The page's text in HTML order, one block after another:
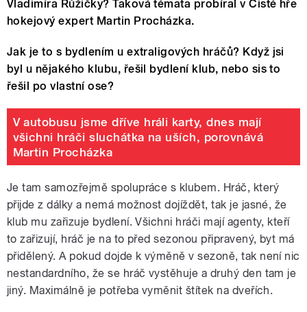
Vladimíra Růžičky? Taková témata probíral v Čisté hře
hokejový expert Martin Procházka.
Jak je to s bydlením u extraligových hráčů? Když jsi
byl u nějakého klubu, řešil bydlení klub, nebo sis to
řešil po vlastní ose?
V autobusu jsme dříve hráli karty, dnes mají
všichni hráči sluchátka na uších, porovnává
Martin Procházka
Je tam samozřejmě spolupráce s klubem. Hráč, který
přijde z dálky a nemá možnost dojíždět, tak je jasné, že
klub mu zařizuje bydlení. Všichni hráči mají agenty, kteří
to zařizují, hráč je na to před sezonou připravený, byt má
přidělený. A pokud dojde k výměně v sezoně, tak není nic
nestandardního, že se hráč vystěhuje a druhý den tam je
jiný. Maximálně je potřeba vyměnit štítek na dveřích.